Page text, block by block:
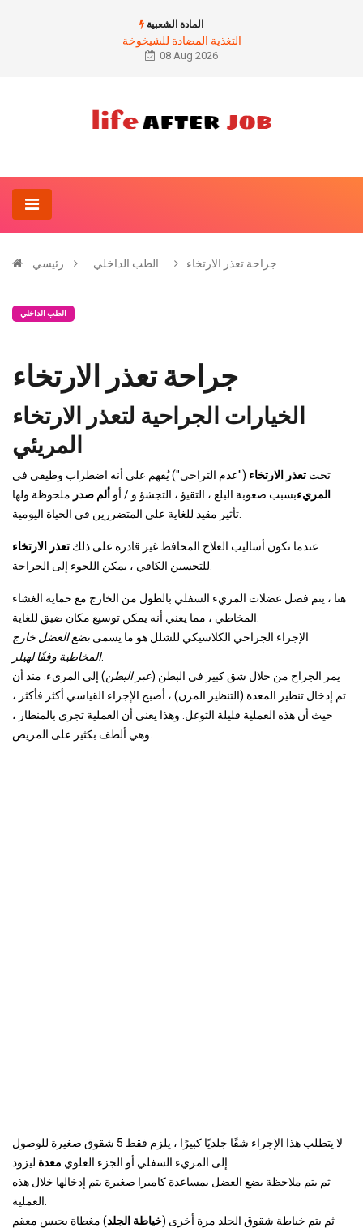
المادة الشعبية
التغذية المضادة للشيخوخة
08 Aug 2026
رئيسي الطب الداخلي جراحة تعذر الارتخاء
الطب الداخلي
جراحة تعذر الارتخاء
الخيارات الجراحية لتعذر الارتخاء
المريئي
تحت تعذر الارتخاء ("عدم التراخي") يُفهم على أنه اضطراب وظيفي في
المريءبسبب صعوبة البلع ، التقيؤ ، التجشؤ و / أو ألم صدر ملحوظة ولها
عندما تكون أساليب العلاج المحافظ غير قادرة على ذلك تعذر الارتخاء
هنا ، يتم فصل عضلات المريء السفلي بالطول من الخارج مع حماية الغشاء
الإجراء الجراحي الكلاسيكي للشلل هو ما يسمى بضع العضل خارج
المخاطية وفقًا لهيلر.
يمر الجراح من خلال شق كبير في البطن (عبر البطن) إلى المريء. منذ أن
تم إدخال تنظير المعدة (التنظير المرن) ، أصبح الإجراء القياسي أكثر فأكثر ،
حيث أن هذه العملية قليلة التوغل. وهذا يعني أن العملية تجرى بالمنظار ،
لا يتطلب هذا الإجراء شقًا جلديًا كبيرًا ، يلزم فقط 5 شقوق صغيرة للوصول
إلى المريء السفلي أو الجزء العلوي معدة
ثم يتم ملاحظة بضع العضل بمساعدة كاميرا صغيرة يتم إدخالها خلال هذه
ثم يتم خياطة شقوق الجلد مرة أخرى (خياطة الجلد) مغطاة بجبس معقم